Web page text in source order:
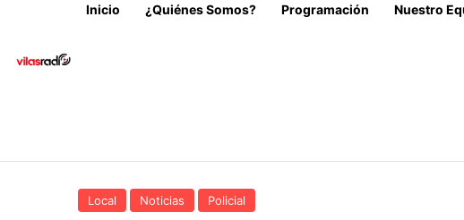
Inicio ¿Quiénes Somos? Programación Nuestro
Local Noticias Policial